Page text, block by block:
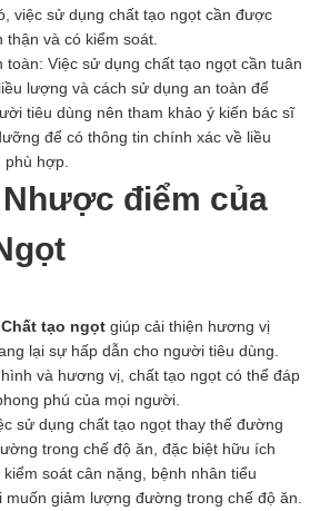
việc sử dụng chất tạo ngọt cần được
và có kiểm soát.
Việc sử dụng chất tạo ngọt cần tuân
lượng và cách sử dụng an toàn để
tiêu dùng nên tham khảo ý kiến bác sĩ
để có thông tin chính xác về liều
hợp.
điểm của
Chất tạo ngọt giúp cải thiện hương vị
lại sự hấp dẫn cho người tiêu dùng.
và hương vị, chất tạo ngọt có thể đáp
phú của mọi người.
sử dụng chất tạo ngọt thay thế đường
trong chế độ ăn, đặc biệt hữu ích
soát cân nặng, bệnh nhân tiểu
giảm lượng đường trong chế độ ăn.